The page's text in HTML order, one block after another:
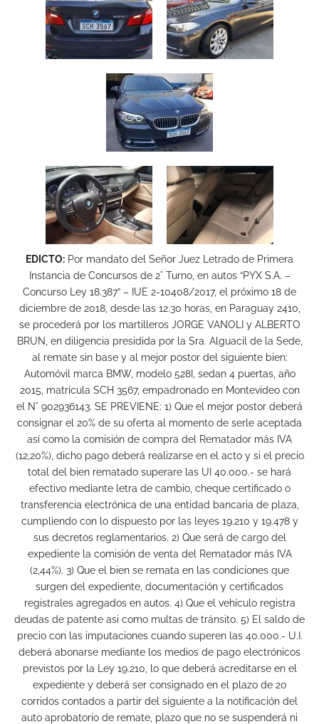
EDICTO: Por mandato del Señor Juez Letrado de Primera
Instancia de Concursos de 2° Turno, en autos “PYX S.A. –
Concurso Ley 18.387” – IUE 2-10408/2017, el próximo 18 de
diciembre de 2018, desde las 12.30 horas, en Paraguay 2410,
se procederá por los martilleros JORGE VANOLI y ALBERTO
BRUN, en diligencia presidida por la Sra. Alguacil de la Sede,
al remate sin base y al mejor postor del siguiente bien:
Automóvil marca BMW, modelo 528I, sedan 4 puertas, año
2015, matrícula SCH 3567, empadronado en Montevideo con
el N° 902936143. SE PREVIENE: 1) Que el mejor postor deberá
consignar el 20% de su oferta al momento de serle aceptada
así como la comisión de compra del Rematador más IVA
(12,20%), dicho pago deberá realizarse en el acto y si el precio
total del bien rematado superare las UI 40.000.- se hará
efectivo mediante letra de cambio, cheque certificado o
transferencia electrónica de una entidad bancaria de plaza,
cumpliendo con lo dispuesto por las leyes 19.210 y 19.478 y
sus decretos reglamentarios. 2) Que será de cargo del
expediente la comisión de venta del Rematador más IVA
(2,44%). 3) Que el bien se remata en las condiciones que
surgen del expediente, documentación y certificados
registrales agregados en autos. 4) Que el vehículo registra
deudas de patente asi como multas de tránsito. 5) El saldo de
precio con las imputaciones cuando superen las 40.000.- U.I.
deberá abonarse mediante los medios de pago electrónicos
previstos por la Ley 19.210, lo que deberá acreditarse en el
expediente y deberá ser consignado en el plazo de 20
corridos contados a partir del siguiente a la notificación del
auto aprobatorio de remate, plazo que no se suspenderá ni